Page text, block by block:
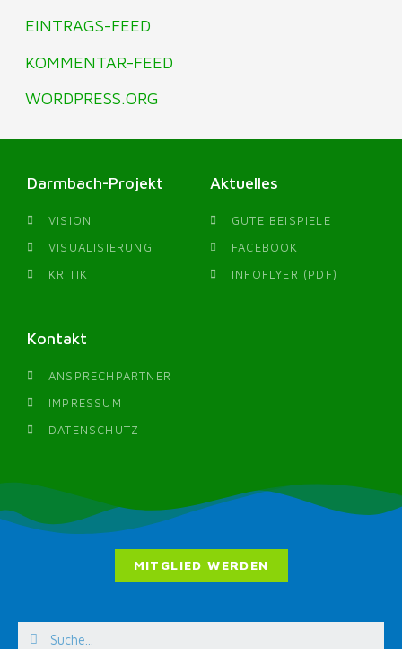
EINTRAGS-FEED
KOMMENTAR-FEED
WORDPRESS.ORG
Darmbach-Projekt
VISION
VISUALISIERUNG
KRITIK
Aktuelles
GUTE BEISPIELE
FACEBOOK
INFOFLYER (PDF)
Kontakt
ANSPRECHPARTNER
IMPRESSUM
DATENSCHUTZ
MITGLIED WERDEN